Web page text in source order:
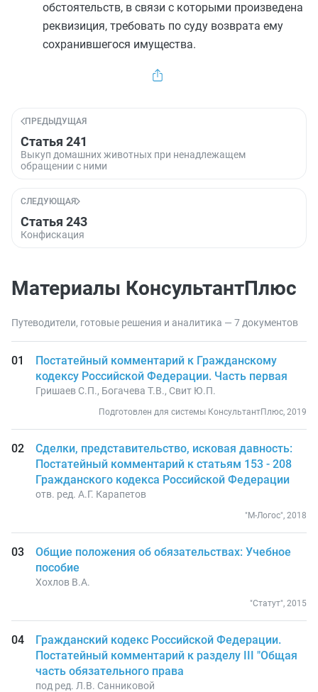
обстоятельств, в связи с которыми произведена
реквизиция, требовать по суду возврата ему
сохранившегося имущества.
ПРЕДЫДУЩАЯ
Статья 241
Выкуп домашних животных при ненадлежащем
обращении с ними
СЛЕДУЮЩАЯ
Статья 243
Конфискация
Материалы КонсультантПлюс
Путеводители, готовые решения и аналитика — 7 документов
Постатейный комментарий к Гражданскому
кодексу Российской Федерации. Часть первая
Гришаев С.П., Богачева Т.В., Свит Ю.П.
Подготовлен для системы КонсультантПлюс, 2019
Сделки, представительство, исковая давность:
Постатейный комментарий к статьям 153 - 208
Гражданского кодекса Российской Федерации
отв. ред. А.Г. Карапетов
"М-Логос", 2018
Общие положения об обязательствах: Учебное
пособие
Хохлов В.А.
"Статут", 2015
Гражданский кодекс Российской Федерации.
Постатейный комментарий к разделу III "Общая
часть обязательного права
под ред. Л.В. Санниковой